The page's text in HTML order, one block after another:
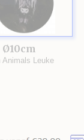
Leuke